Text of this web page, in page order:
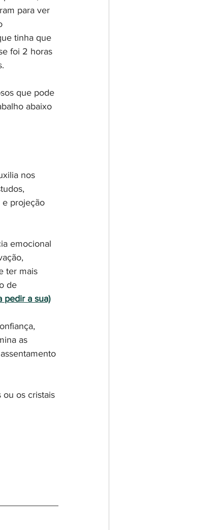
para ver
tinha que
foi 2 horas
que pode
abaixo
nos
e projeção
emocional
ter mais
de
pedir a sua)
as
ou os cristais